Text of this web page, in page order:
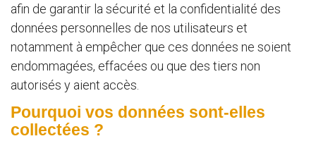
afin de garantir la sécurité et la confidentialité des
données personnelles de nos utilisateurs et
notamment à empêcher que ces données ne soient
endommagées, effacées ou que des tiers non
autorisés y aient accès.
Pourquoi vos données sont-elles
collectées ?